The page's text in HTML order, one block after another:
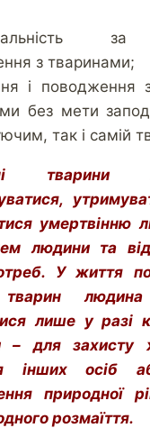
з тваринами;
і поводження
без мети
так і самій
тварини
умертвінню
людини та
У життя
лише у разі
– для захисту
інших осіб
природної
розмаїття.